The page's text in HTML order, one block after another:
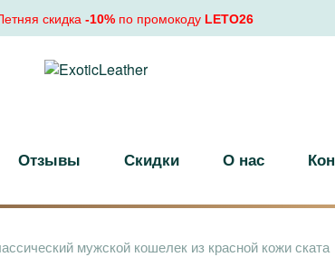
скидка -10%по промокоду LETO26
Отзывы Скидки О нас
мужской кошелек из красной кожи ската